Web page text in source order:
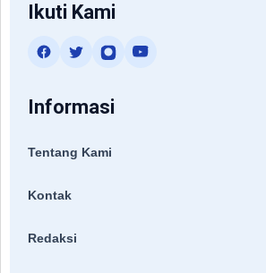
Ikuti Kami
Informasi
Tentang Kami
Kontak
Redaksi